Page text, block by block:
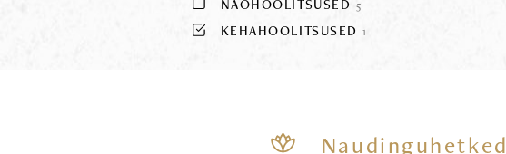
NÄOHOOLITSUSED 5
KEHAHOOLITSUSED1
Naudinguhetked